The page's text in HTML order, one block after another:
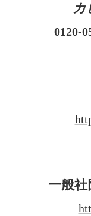
カ
0120-
一般